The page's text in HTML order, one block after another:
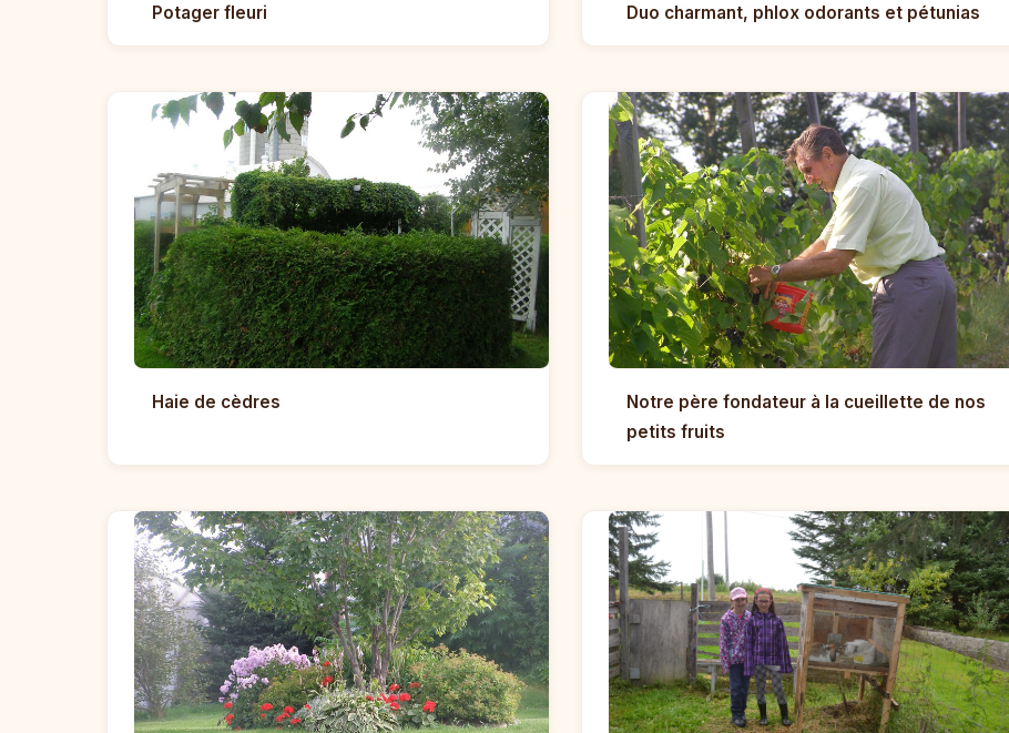
Potager fleuri Duo charmant, phlox odorants et pétunias
Haie de cèdres
Notre père fondateur à la cueillette de nos
petits fruits